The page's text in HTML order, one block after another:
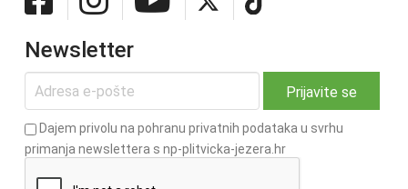
Newsletter
Dajem privolu na pohranu privatnih podataka u svrhu
primanja newslettera s np-plitvicka-jezera.hr